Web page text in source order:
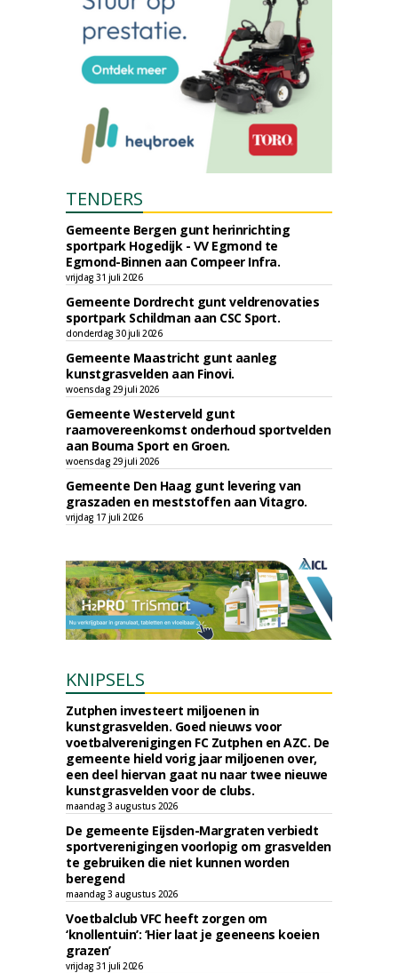
TENDERS
Gemeente Bergen gunt herinrichting
sportpark Hogedijk - VV Egmond te
Egmond-Binnen aan Compeer Infra.
vrijdag 31 juli 2026
Gemeente Dordrecht gunt veldrenovaties
sportpark Schildman aan CSC Sport.
donderdag 30 juli 2026
Gemeente Maastricht gunt aanleg
kunstgrasvelden aan Finovi.
woensdag 29 juli 2026
Gemeente Westerveld gunt
raamovereenkomst onderhoud sportvelden
aan Bouma Sport en Groen.
woensdag 29 juli 2026
Gemeente Den Haag gunt levering van
graszaden en meststoffen aan Vitagro.
vrijdag 17 juli 2026
KNIPSELS
Zutphen investeert miljoenen in
kunstgrasvelden. Goed nieuws voor
voetbalverenigingen FC Zutphen en AZC. De
gemeente hield vorig jaar miljoenen over,
een deel hiervan gaat nu naar twee nieuwe
kunstgrasvelden voor de clubs.
maandag 3 augustus 2026
De gemeente Eijsden-Margraten verbiedt
sportverenigingen voorlopig om grasvelden
te gebruiken die niet kunnen worden
beregend
maandag 3 augustus 2026
Voetbalclub VFC heeft zorgen om
‘knollentuin’: ‘Hier laat je geeneens koeien
grazen’
vrijdag 31 juli 2026